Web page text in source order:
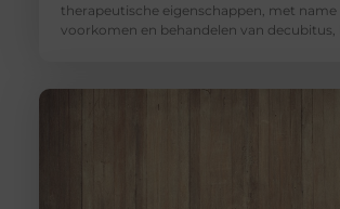
therapeutische eigenschappen, met name
voorkomen en behandelen van decubitus,